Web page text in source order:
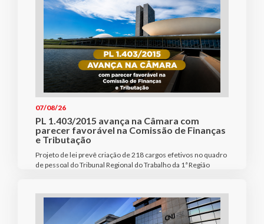
07/08/26
PL 1.403/2015 avança na Câmara com
parecer favorável na Comissão de Finanças
e Tributação
Projeto de lei prevê criação de 218 cargos efetivos no quadro
de pessoal do Tribunal Regional do Trabalho da 1ª Região